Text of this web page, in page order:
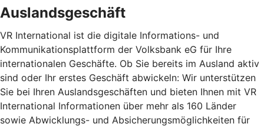
Auslandsgeschäft
VR International ist die digitale Informations- und
Kommunikationsplattform der Volksbank eG für Ihre
internationalen Geschäfte. Ob Sie bereits im Ausland aktiv
sind oder Ihr erstes Geschäft abwickeln: Wir unterstützen
Sie bei Ihren Auslandsgeschäften und bieten Ihnen mit VR
International Informationen über mehr als 160 Länder
sowie Abwicklungs- und Absicherungsmöglichkeiten für